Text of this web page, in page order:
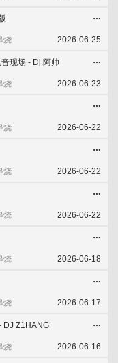
烧 2026-06-25
收藏舞曲
现场 - Dj.阿帅
烧 2026-06-23
烧 2026-06-22
烧 2026-06-22
烧 2026-06-22
烧 2026-06-18
烧 2026-06-17
收藏舞曲
DJ Z1HANG
烧 2026-06-16